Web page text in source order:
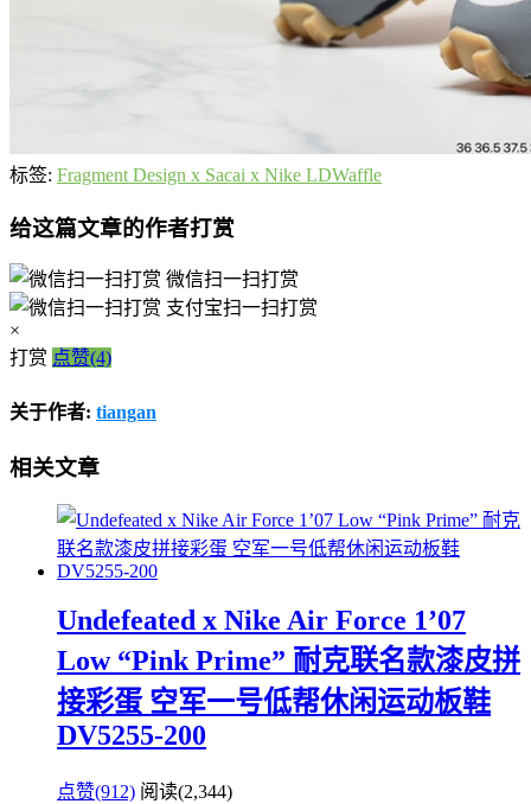
标签: Fragment Design x Sacai x Nike LDWaffle
给这篇文章的作者打赏
微信扫一扫打赏
支付宝扫一扫打赏
×
打赏 点赞(4)
关于作者: tiangan
相关文章
Undefeated x Nike Air Force 1’07
Low “Pink Prime” 耐克联名款漆皮拼
接彩蛋 空军一号低帮休闲运动板鞋
DV5255-200
点赞(912) 阅读(2,344)